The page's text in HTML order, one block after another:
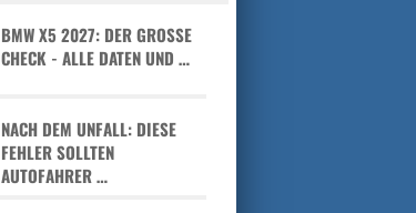
BMW X5 2027: DER GROSSE C
HECK - ALLE DATEN UND …
NACH DEM UNFALL: DIESE
FEHLER SOLLTEN
AUTOFAHRER …